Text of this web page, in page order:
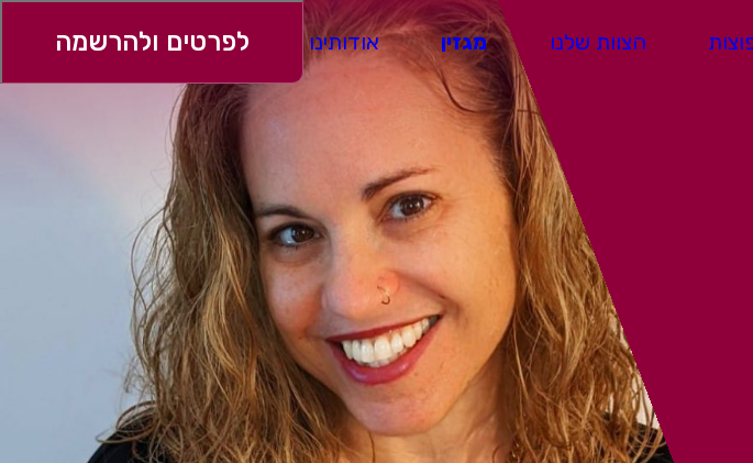
הצוות שלנו מגזין אודותינו ספרי בוגרים
לפרטים ולהרשמה